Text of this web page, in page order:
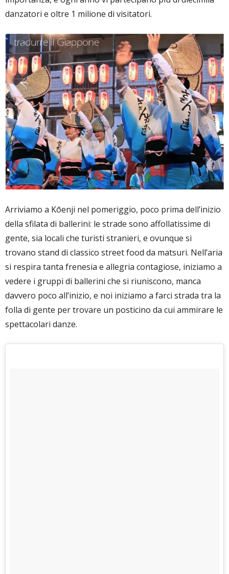
danzatori e oltre 1 milione di visitatori.
Arriviamo a Kōenji nel pomeriggio, poco prima dell’inizio
della sfilata di ballerini: le strade sono affollatissime di
gente, sia locali che turisti stranieri, e ovunque si
trovano stand di classico street food da matsuri. Nell’aria
si respira tanta frenesia e allegria contagiose, iniziamo a
vedere i gruppi di ballerini che si riuniscono, manca
davvero poco all’inizio, e noi iniziamo a farci strada tra la
folla di gente per trovare un posticino da cui ammirare le
spettacolari danze.